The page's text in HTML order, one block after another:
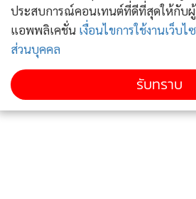
ประสบการณ์คอนเทนต์ที่ดีที่สุดให้กับ
แอพพลิเคชั่น เงื่อนไขการใช้งานเว็บไ
ส่วนบุคคล
รับทราบ